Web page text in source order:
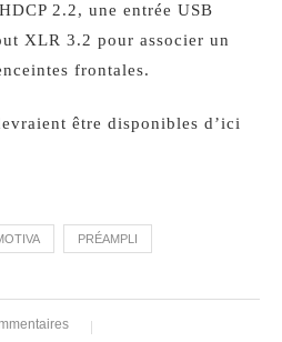
2.2, une entrée USB
XLR 3.2 pour associer un
frontales.
être disponibles d’ici
PRÉAMPLI